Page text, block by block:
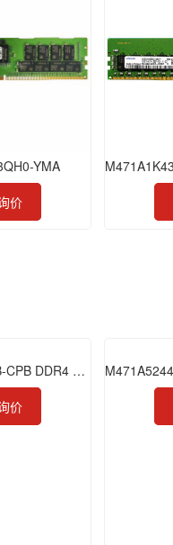
YMA
价
M386A8K40BMB-CPB DDR4 64GB 2133 LRDIMM
价